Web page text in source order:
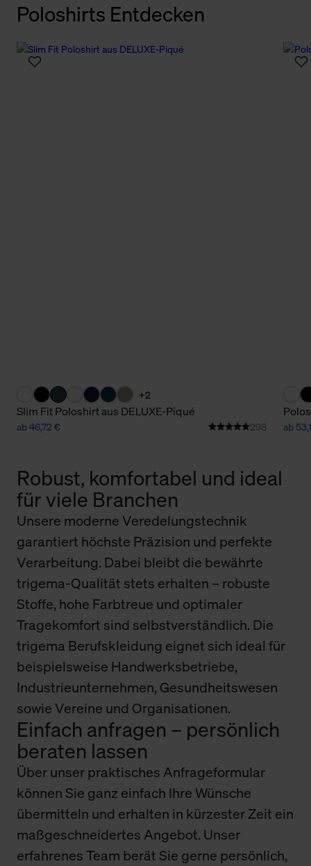
Poloshirts Entdecken
+2
Slim Fit Poloshirt aus DELUXE-Piqué
ab 46,72 € 298 ab
Robust, komfortabel und ideal
für viele Branchen
Unsere moderne Veredelungstechnik
garantiert höchste Präzision und perfekte
Verarbeitung. Dabei bleibt die bewährte
trigema-Qualität stets erhalten – robuste
Stoffe, hohe Farbtreue und optimaler
Tragekomfort sind selbstverständlich. Die
trigema Berufskleidung eignet sich ideal für
beispielsweise Handwerksbetriebe,
Industrieunternehmen, Gesundheitswesen
sowie Vereine und Organisationen.
Einfach anfragen – persönlich
beraten lassen
Über unser praktisches Anfrageformular
können Sie ganz einfach Ihre Wünsche
übermitteln und erhalten in kürzester Zeit ein
maßgeschneidertes Angebot. Unser
erfahrenes Team berät Sie gerne persönlich,